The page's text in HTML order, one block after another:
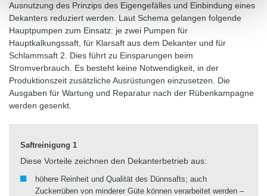
Ausnutzung des Prinzips des Eigengefälles und Einbindung eines
Dekanters reduziert werden. Laut Schema gelangen folgende
Hauptpumpen zum Einsatz: je zwei Pumpen für
Hauptkalkungssaft, für Klarsaft aus dem Dekanter und für
Schlammsaft 2. Dies führt zu Einsparungen beim
Stromverbrauch. Es besteht keine Notwendigkeit, in der
Produktions­zeit zusätzliche Ausrüstungen einzusetzen. Die
Ausgaben für Wartung und Reparatur nach der Rübenkampagne
werden gesenkt.
​​​​​​​Saftreinigung 1
Diese Vorteile zeichnen den Dekanterbetrieb aus:
höhere Reinheit und Qualität des Dünnsafts; auch
Zuckerrüben von minderer Güte können verarbeitet werden –